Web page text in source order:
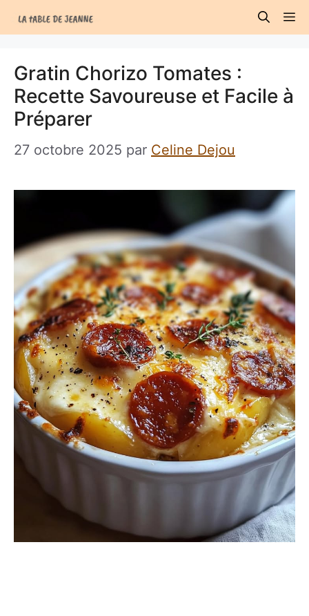
au
Gratin Chorizo Tomates :
Recette Savoureuse et Facile à
Préparer
27 octobre 2025 par Celine Dejou